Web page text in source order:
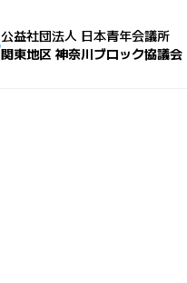
公益社団法人 日本青年会議所
関東地区 神奈川ブロック協議会